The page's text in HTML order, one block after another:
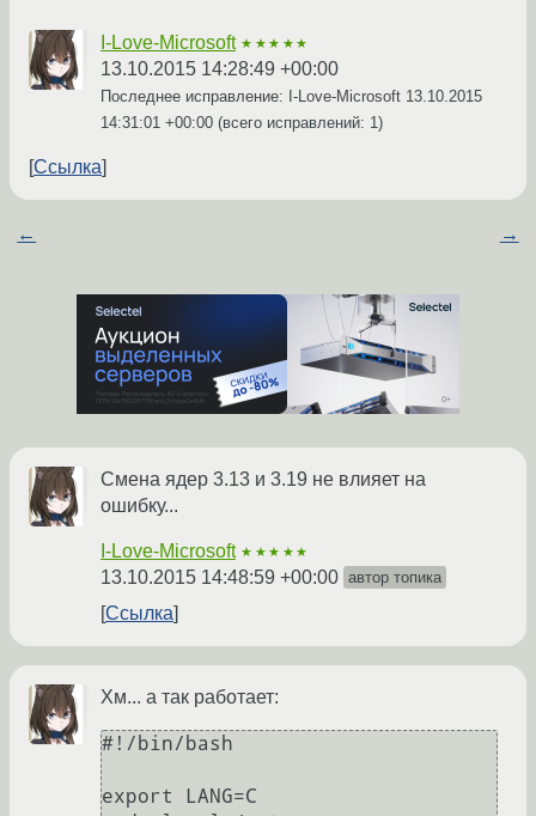
I-Love-Microsoft ★★★★★
13.10.2015 14:28:49 +00:00
Последнее исправление: I-Love-Microsoft 13.10.2015
14:31:01 +00:00 (всего исправлений: 1)
Ссылка
← →
Смена ядер 3.13 и 3.19 не влияет на
ошибку...
I-Love-Microsoft ★★★★★
13.10.2015 14:48:59 +00:00 автор топика
Ссылка
Хм... а так работает:
#!/bin/bash
export LANG=C